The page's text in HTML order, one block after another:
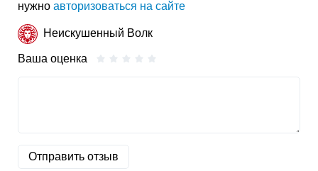
нужно авторизоваться на сайте
Неискушенный Волк
Ваша оценка
Отправить отзыв